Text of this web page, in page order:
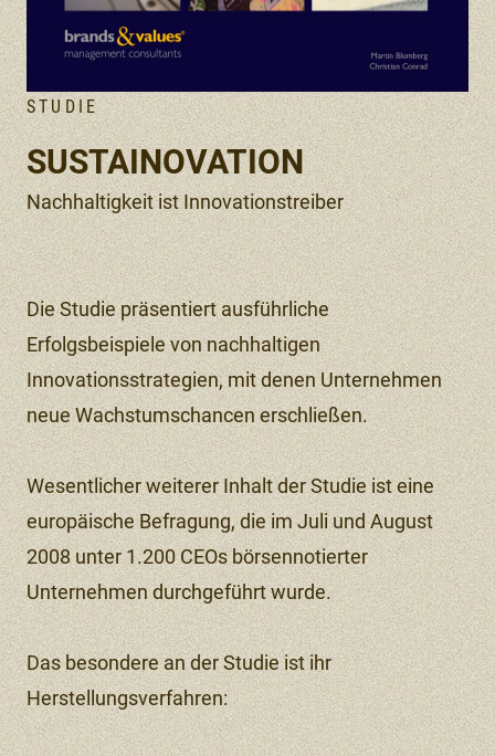
STUDIE
SUSTAINOVATION
Nachhaltigkeit ist Innovationstreiber
Die Studie präsentiert ausführliche
Erfolgsbeispiele von nachhaltigen
Innovationsstrategien, mit denen Unternehmen
neue Wachstumschancen erschließen.
Wesentlicher weiterer Inhalt der Studie ist eine
europäische Befragung, die im Juli und August
2008 unter 1.200 CEOs börsennotierter
Unternehmen durchgeführt wurde.
Das besondere an der Studie ist ihr
Herstellungsverfahren: